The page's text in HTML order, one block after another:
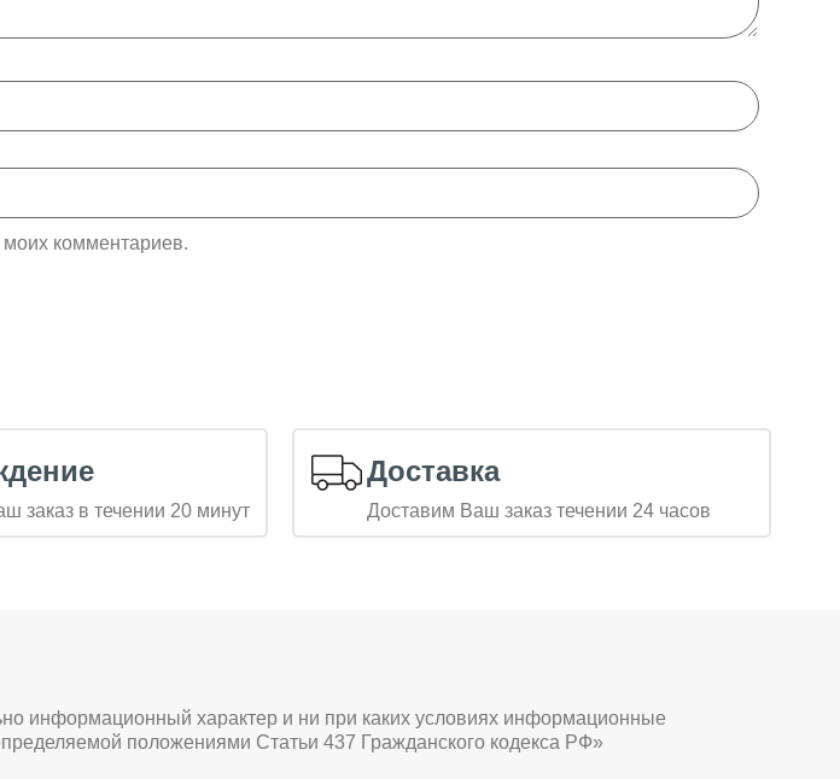
комментариев.
заказ в течении 20 минут
Доставка
Доставим Ваш заказ течении 24 часов
информационный характер и ни при каких условиях информационные
положениями Статьи 437 Гражданского кодекса РФ»